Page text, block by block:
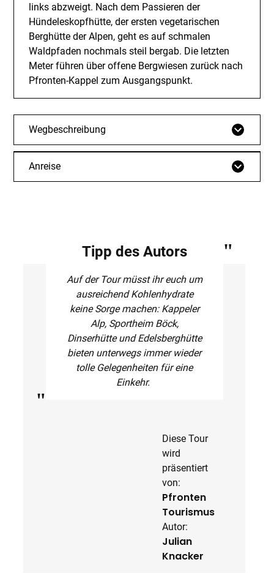
links abzweigt. Nach dem Passieren der
Hündeleskopfhütte, der ersten vegetarischen
Berghütte der Alpen, geht es auf schmalen
Waldpfaden nochmals steil bergab. Die letzten
Meter führen über offene Bergwiesen zurück nach
Pfronten-Kappel zum Ausgangspunkt.
Wegbeschreibung
Anreise
Tipp des Autors
Auf der Tour müsst ihr euch um
ausreichend Kohlenhydrate
keine Sorge machen: Kappeler
Alp, Sportheim Böck,
Dinserhütte und Edelsberghütte
bieten unterwegs immer wieder
tolle Gelegenheiten für eine
Einkehr.
Diese Tour
wird
präsentiert
von:
Pfronten
Tourismus
Autor:
Julian
Knacker